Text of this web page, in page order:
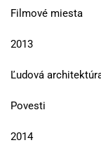
Filmové miesta
2013
Ľudová
Povesti
2014